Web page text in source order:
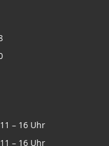
– 16 Uhr
– 16 Uhr